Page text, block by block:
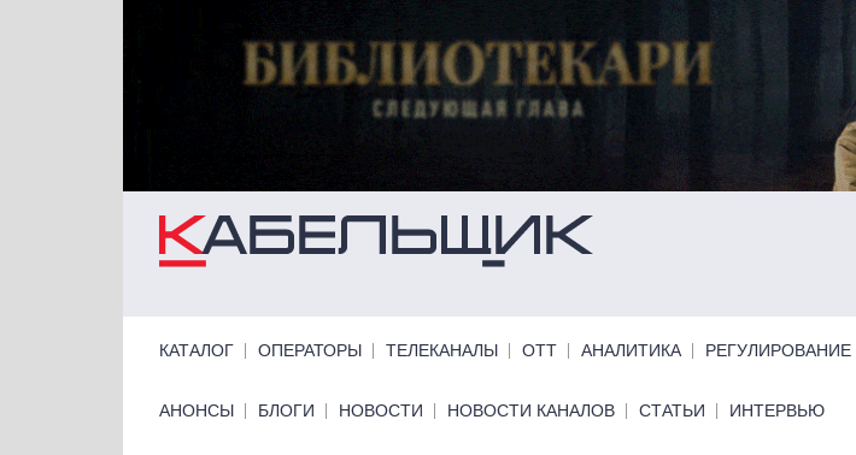
КАТАЛОГ ОПЕРАТОРЫ ТЕЛЕКАНАЛЫ ОТТ АНАЛИТИКА РЕГУЛИРОВАНИЕ
Primary links bottom
АНОНСЫ БЛОГИ НОВОСТИ НОВОСТИ КАНАЛОВ СТАТЬИ ИНТЕРВЬЮ